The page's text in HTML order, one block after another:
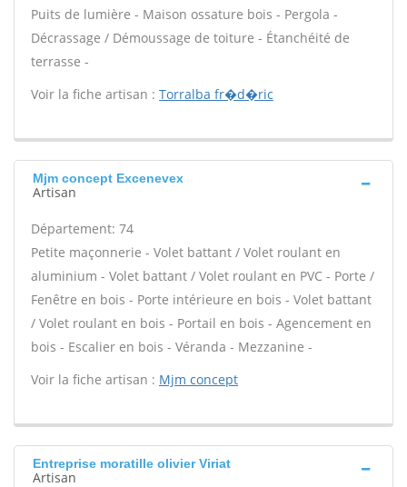
Puits de lumière - Maison ossature bois - Pergola -
Décrassage / Démoussage de toiture - Étanchéité de
terrasse -
Voir la fiche artisan : Torralba fr�d�ric
Mjm concept Excenevex
Artisan
Département: 74
Petite maçonnerie - Volet battant / Volet roulant en
aluminium - Volet battant / Volet roulant en PVC - Porte /
Fenêtre en bois - Porte intérieure en bois - Volet battant
/ Volet roulant en bois - Portail en bois - Agencement en
bois - Escalier en bois - Véranda - Mezzanine -
Voir la fiche artisan : Mjm concept
Entreprise moratille olivier Viriat
Artisan